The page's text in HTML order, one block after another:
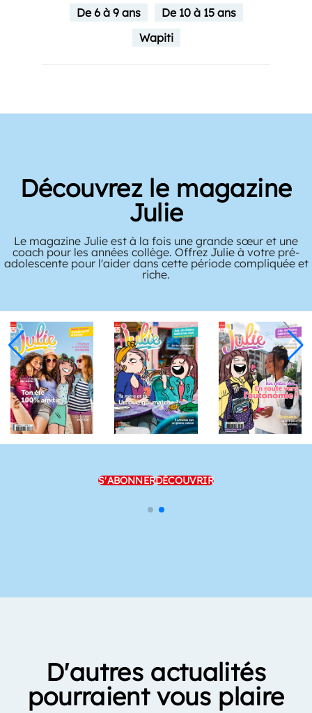
De 6 à 9 ans
De 10 à 15 ans
Wapiti
Découvrez le magazine
Julie
Le magazine Julie est à la fois une grande sœur et une
coach pour les années collège. Offrez Julie à votre pré-
adolescente pour l'aider dans cette période compliquée et
riche.
S'ABONNERDÉCOUVRIR
D'autres actualités
pourraient vous plaire